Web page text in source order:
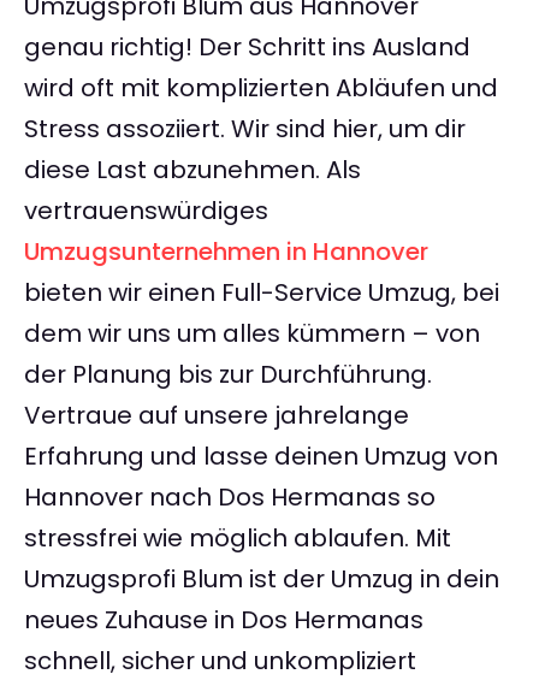
genau richtig! Der Schritt ins Ausland
wird oft mit komplizierten Abläufen und
Stress assoziiert. Wir sind hier, um dir
diese Last abzunehmen. Als
vertrauenswürdiges
Umzugsunternehmen in Hannover
bieten wir einen Full-Service Umzug, bei
dem wir uns um alles kümmern – von
der Planung bis zur Durchführung.
Vertraue auf unsere jahrelange
Erfahrung und lasse deinen Umzug von
Hannover nach Dos Hermanas so
stressfrei wie möglich ablaufen. Mit
Umzugsprofi Blum ist der Umzug in dein
neues Zuhause in Dos Hermanas
schnell, sicher und unkompliziert